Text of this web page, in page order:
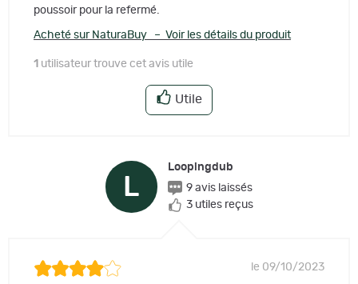
poussoir pour la refermé.
Acheté sur NaturaBuy – Voir les détails du produit
1 utilisateur trouve cet avis utile
Utile
L
Loopingdub
9 avis laissés
3 utiles reçus
le 09/10/2023